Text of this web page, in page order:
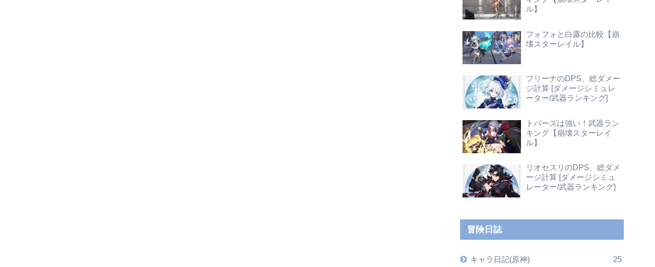
ル】
フォフォと白露の比較【崩
壊スターレイル】
フリーナのDPS、総ダメー
ジ計算 [ダメージシミュレ
ーター/武器ランキング]
トパーズは強い！武器ラン
キング【崩壊スターレイ
ル】
リオセスリのDPS、総ダメ
ージ計算 [ダメージシミュ
レーター/武器ランキング]
冒険日誌
キャラ日記(原神) 25